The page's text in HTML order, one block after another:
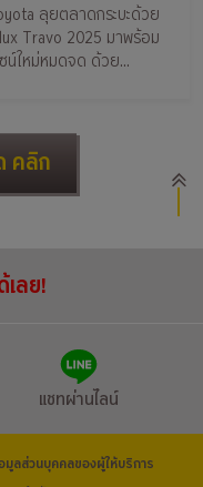
รุ่นแรก
กโตโยต้า
ลุยตลาดกระบะด้วย
Travo 2025 มาพร้อม
น์ใหม่หมดจด ด้วย
หยัดน้ำมัน
คลิก
เลย!
แชทผ่านไลน์
มูลส่วนบุคคลของผู้ให้บริการ